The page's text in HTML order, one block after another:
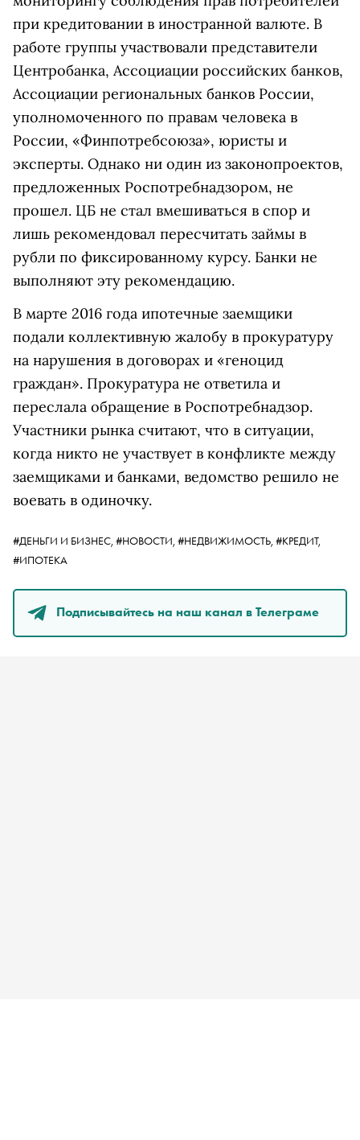
при кредитовании в иностранной валюте. В
работе группы участвовали представители
Центробанка, Ассоциации российских банков,
Ассоциации региональных банков России,
уполномоченного по правам человека в
России, «Финпотребсоюза», юристы и
эксперты. Однако ни один из законопроектов,
предложенных Роспотребнадзором, не
прошел. ЦБ не стал вмешиваться в спор и
лишь рекомендовал пересчитать займы в
рубли по фиксированному курсу. Банки не
выполняют эту рекомендацию.
В марте 2016 года ипотечные заемщики
подали коллективную жалобу в прокуратуру
на нарушения в договорах и «геноцид
граждан». Прокуратура не ответила и
переслала обращение в Роспотребнадзор.
Участники рынка считают, что в ситуации,
когда никто не участвует в конфликте между
заемщиками и банками, ведомство решило не
воевать в одиночку.
#ДЕНЬГИ И БИЗНЕС, #НОВОСТИ, #НЕДВИЖИМОСТЬ, #КРЕДИТ,
#ИПОТЕКА
Подписывайтесь на наш канал в Телеграме